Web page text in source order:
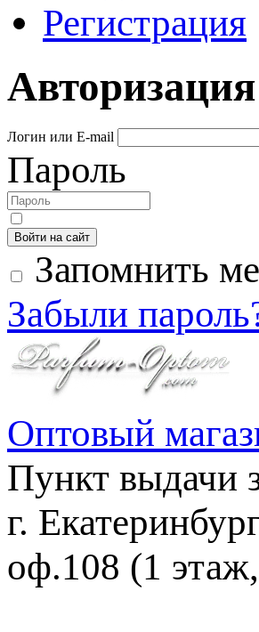
Регистрация
Авторизация
Логин или E-mail
Пароль
Войти на сайт
Запомнить
Забыли
Оптовый
Пункт выдачи
г.
оф.108 (1